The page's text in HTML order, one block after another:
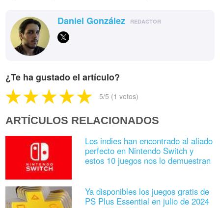
Daniel González REDACTOR
¿Te ha gustado el artículo?
5/5 (1 votos)
ARTÍCULOS RELACIONADOS
Los indies han encontrado al aliado
perfecto en Nintendo Switch y
estos 10 juegos nos lo demuestran
Ya disponibles los juegos gratis de
PS Plus Essential en julio de 2024